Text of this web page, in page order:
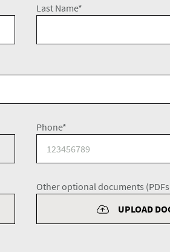
Last Name*
Phone*
Other optional documents
UPLOAD